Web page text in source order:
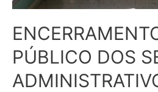
PÚBLICO DOS